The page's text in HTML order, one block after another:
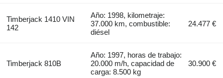
Timberjack 1410 VIN
142
Año: 1998, kilometraje:
37.000 km, combustible:
diésel
24.477 €
Timberjack 810B
Año: 1997, horas de trabajo:
20.000 m/h, capacidad de
carga: 8.500 kg
30.900 €